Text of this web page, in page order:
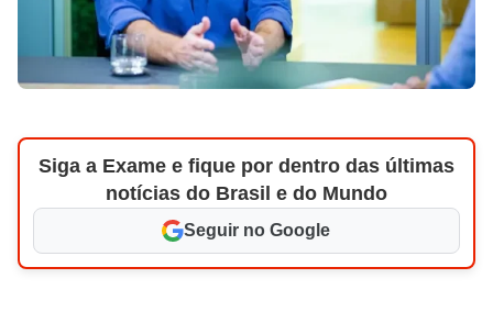
Siga a Exame e fique por dentro das últimas
notícias do Brasil e do Mundo
Seguir no Google